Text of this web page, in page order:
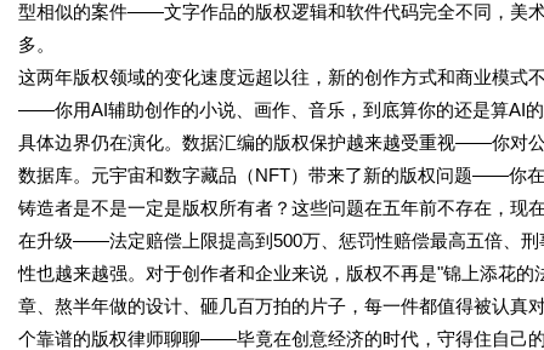
型相似的案件——文字作品的版权逻辑和软件代码完全不同，美
多。
这两年版权领域的变化速度远超以往，新的创作方式和商业模式
——你用AI辅助创作的小说、画作、音乐，到底算你的还是算AI
具体边界仍在演化。数据汇编的版权保护越来越受重视——你对
数据库。元宇宙和数字藏品（NFT）带来了新的版权问题——你
铸造者是不是一定是版权所有者？这些问题在五年前不存在，现
在升级——法定赔偿上限提高到500万、惩罚性赔偿最高五倍、
性也越来越强。对于创作者和企业来说，版权不再是"锦上添花
章、熬半年做的设计、砸几百万拍的片子，每一件都值得被认真
个靠谱的版权律师聊聊——毕竟在创意经济的时代，守得住自己